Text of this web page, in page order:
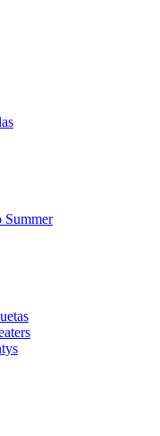
Summer